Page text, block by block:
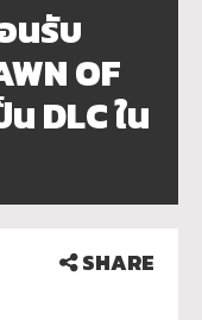
นรับ
OF
น DLC ใน
SHARE